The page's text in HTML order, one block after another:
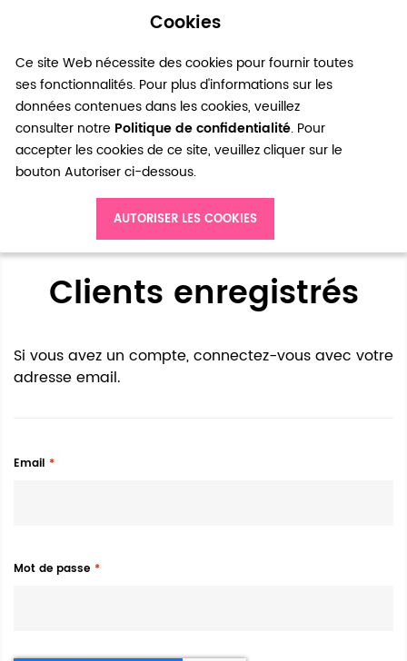
Cookies
Ce site Web nécessite des cookies pour fournir toutes
ses fonctionnalités. Pour plus d'informations sur les
données contenues dans les cookies, veuillez
consulter notre Politique de confidentialité. Pour
accepter les cookies de ce site, veuillez cliquer sur le
bouton Autoriser ci-dessous.
AUTORISER LES COOKIES
0
Accès client
Clients enregistrés
Si vous avez un compte, connectez-vous avec votre
adresse email.
Email
Mot de passe